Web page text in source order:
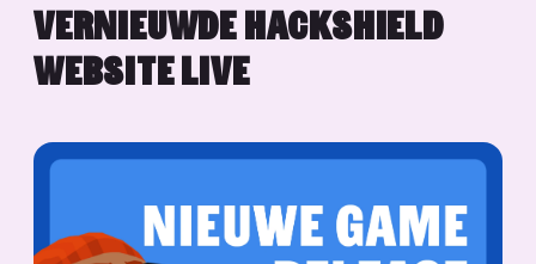
VERNIEUWDE HACKSHIELD
WEBSITE LIVE